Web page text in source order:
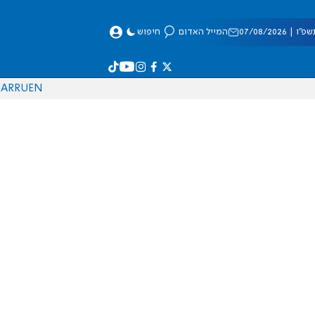
08/2026 המייל האדום חיפוש
EN
RU
AR